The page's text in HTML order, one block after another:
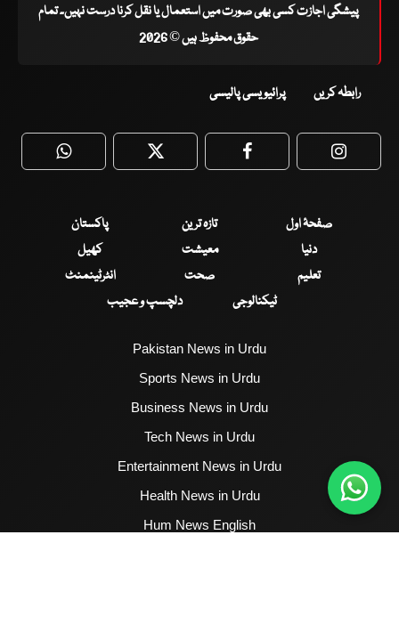
پیشگی اجازت کسی بھی صورت میں استعمال یا نقل کرنا درست نہیں۔ تمام
حقوق محفوظ ہیں © 2026
رابطہ کریں پرائیویسی پالیسی
WhatsApp Twitter Facebook
صفحۂ اول تازہ ترین
پاکستان
دنیا
معیشت
کھیل
تعلیم
صحت
انٹرٹینمنٹ
ٹیکنالوجی
دلچسپ و عجیب
Pakistan News in Urdu
Sports News in Urdu
Business News in Urdu
Tech News in Urdu
Entertainment News in Urdu
Health News in Urdu
Hum News English